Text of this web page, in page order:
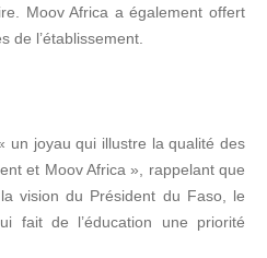
Moov Africa a également offert
de l’établissement.
un joyau qui illustre la qualité des
et Moov Africa », rappelant que
vision du Président du Faso, le
fait de l’éducation une priorité